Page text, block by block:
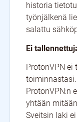
historia
työnjälkenä
salattu
Ei
ProtonVPN
ProtonVPN:n
yhtään
Sveitsin laki